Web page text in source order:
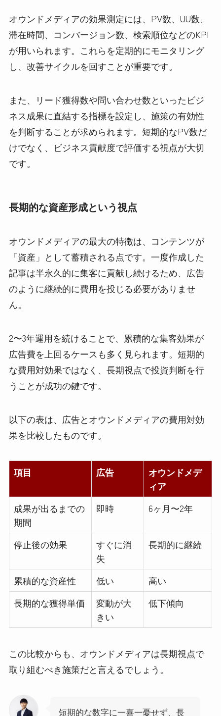
オウンドメディアの効果測定には、PV数、UU数、
滞在時間、コンバージョン数、検索順位などのKPI
が用いられます。これらを定期的にモニタリング
し、改善サイクルを回すことが重要です。
また、リード獲得数や問い合わせ数といったビジ
ネス成果に直結する指標を設定し、施策の有効性
を判断することが求められます。短期的なPV数だ
けでなく、ビジネス貢献度で評価する視点が大切
です。
長期的な資産形成という視点
オウンドメディアの最大の特徴は、コンテンツが
「資産」として蓄積される点です。一度作成した
記事は半永久的に集客に貢献し続けるため、広告
のように継続的に費用を投じる必要がありませ
ん。
2〜3年運用を続けることで、累積的な集客効果が
広告費を上回るケースも多く見られます。短期的
な費用対効果ではなく、長期視点で投資判断を行
うことが成功の鍵です。
以下の表は、広告とオウンドメディアの費用対効
果を比較したものです。
項目 広告
オウンドメデ
ィア
成果が出るまでの
期間
即時 6ヶ月〜2年
停止後の効果
すぐに消
失
長期的に継続
累積的な資産性 低い
高い
長期的な獲得単価
変動が大
きい
低下傾向
この比較からも、オウンドメディアは長期視点で
取り組むべき施策だと言えるでしょう。
短期的な数字に一喜一憂せず、長